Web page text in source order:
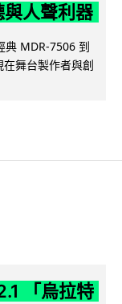
人聲利器
典 MDR-7506 到
舞台製作者與創
「烏拉特